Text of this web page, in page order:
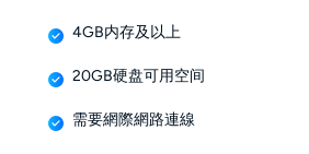
4GB内存及以上
20GB硬盘可用空间
需要網際網路連線